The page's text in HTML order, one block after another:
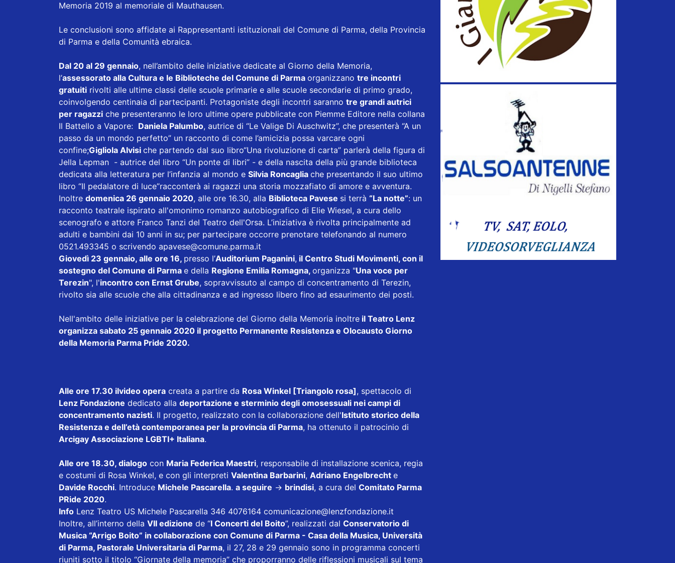
Memoria 2019 al memoriale di Mauthausen.
Le conclusioni sono affidate ai Rappresentanti istituzionali del Comune di Parma, della Provincia
di Parma e della Comunità ebraica.
Dal 20 al 29 gennaio, nell’ambito delle iniziative dedicate al Giorno della Memoria,
l’assessorato alla Cultura e le Biblioteche del Comune di Parma organizzano tre incontri
gratuiti rivolti alle ultime classi delle scuole primarie e alle scuole secondarie di primo grado,
coinvolgendo centinaia di partecipanti. Protagoniste degli incontri saranno tre grandi autrici
per ragazzi che presenteranno le loro ultime opere pubblicate con Piemme Editore nella collana
Il Battello a Vapore: Daniela Palumbo, autrice di “Le Valige Di Auschwitz”, che presenterà “A un
passo da un mondo perfetto” un racconto di come l’amicizia possa varcare ogni
confine;Gigliola Alvisi che partendo dal suo libro“Una rivoluzione di carta” parlerà della figura di
Jella Lepman - autrice del libro “Un ponte di libri” - e della nascita della più grande biblioteca
dedicata alla letteratura per l’infanzia al mondo e Silvia Roncaglia che presentando il suo ultimo
libro “Il pedalatore di luce”racconterà ai ragazzi una storia mozzafiato di amore e avventura.
Inoltre domenica 26 gennaio 2020, alle ore 16.30, alla Biblioteca Pavese si terrà “La notte”: un
racconto teatrale ispirato all'omonimo romanzo autobiografico di Elie Wiesel, a cura dello
scenografo e attore Franco Tanzi del Teatro dell'Orsa. L’iniziativa è rivolta principalmente ad
adulti e bambini dai 10 anni in su; per partecipare occorre prenotare telefonando al numero
0521.493345 o scrivendo apavese@comune.parma.it
Giovedì 23 gennaio, alle ore 16, presso l’Auditorium Paganini, il Centro Studi Movimenti, con il
sostegno del Comune di Parma e della Regione Emilia Romagna, organizza "Una voce per
Terezin", l'incontro con Ernst Grube, sopravvissuto al campo di concentramento di Terezin,
rivolto sia alle scuole che alla cittadinanza e ad ingresso libero fino ad esaurimento dei posti.
Nell'ambito delle iniziative per la celebrazione del Giorno della Memoria inoltre il Teatro Lenz
organizza sabato 25 gennaio 2020 il progetto Permanente Resistenza e Olocausto Giorno
della Memoria Parma Pride 2020.
Alle ore 17.30 ilvideo opera creata a partire da Rosa Winkel [Triangolo rosa], spettacolo di
Lenz Fondazione dedicato alla deportazione e sterminio degli omosessuali nei campi di
concentramento nazisti. Il progetto, realizzato con la collaborazione dell'Istituto storico della
Resistenza e dell’età contemporanea per la provincia di Parma, ha ottenuto il patrocinio di
Arcigay Associazione LGBTI+ Italiana.
Alle ore 18.30, dialogo con Maria Federica Maestri, responsabile di installazione scenica, regia
e costumi di Rosa Winkel, e con gli interpreti Valentina Barbarini, Adriano Engelbrecht e
Davide Rocchi. Introduce Michele Pascarella. a seguire → brindisi, a cura del Comitato Parma
PRide 2020.
Info Lenz Teatro US Michele Pascarella 346 4076164 comunicazione@lenzfondazione.it
Inoltre, all’interno della VII edizione de “I Concerti del Boito”, realizzati dal Conservatorio di
Musica “Arrigo Boito” in collaborazione con Comune di Parma - Casa della Musica, Università
di Parma, Pastorale Universitaria di Parma, il 27, 28 e 29 gennaio sono in programma concerti
riuniti sotto il titolo “Giornate della memoria” che proporranno delle riflessioni musicali sul tema